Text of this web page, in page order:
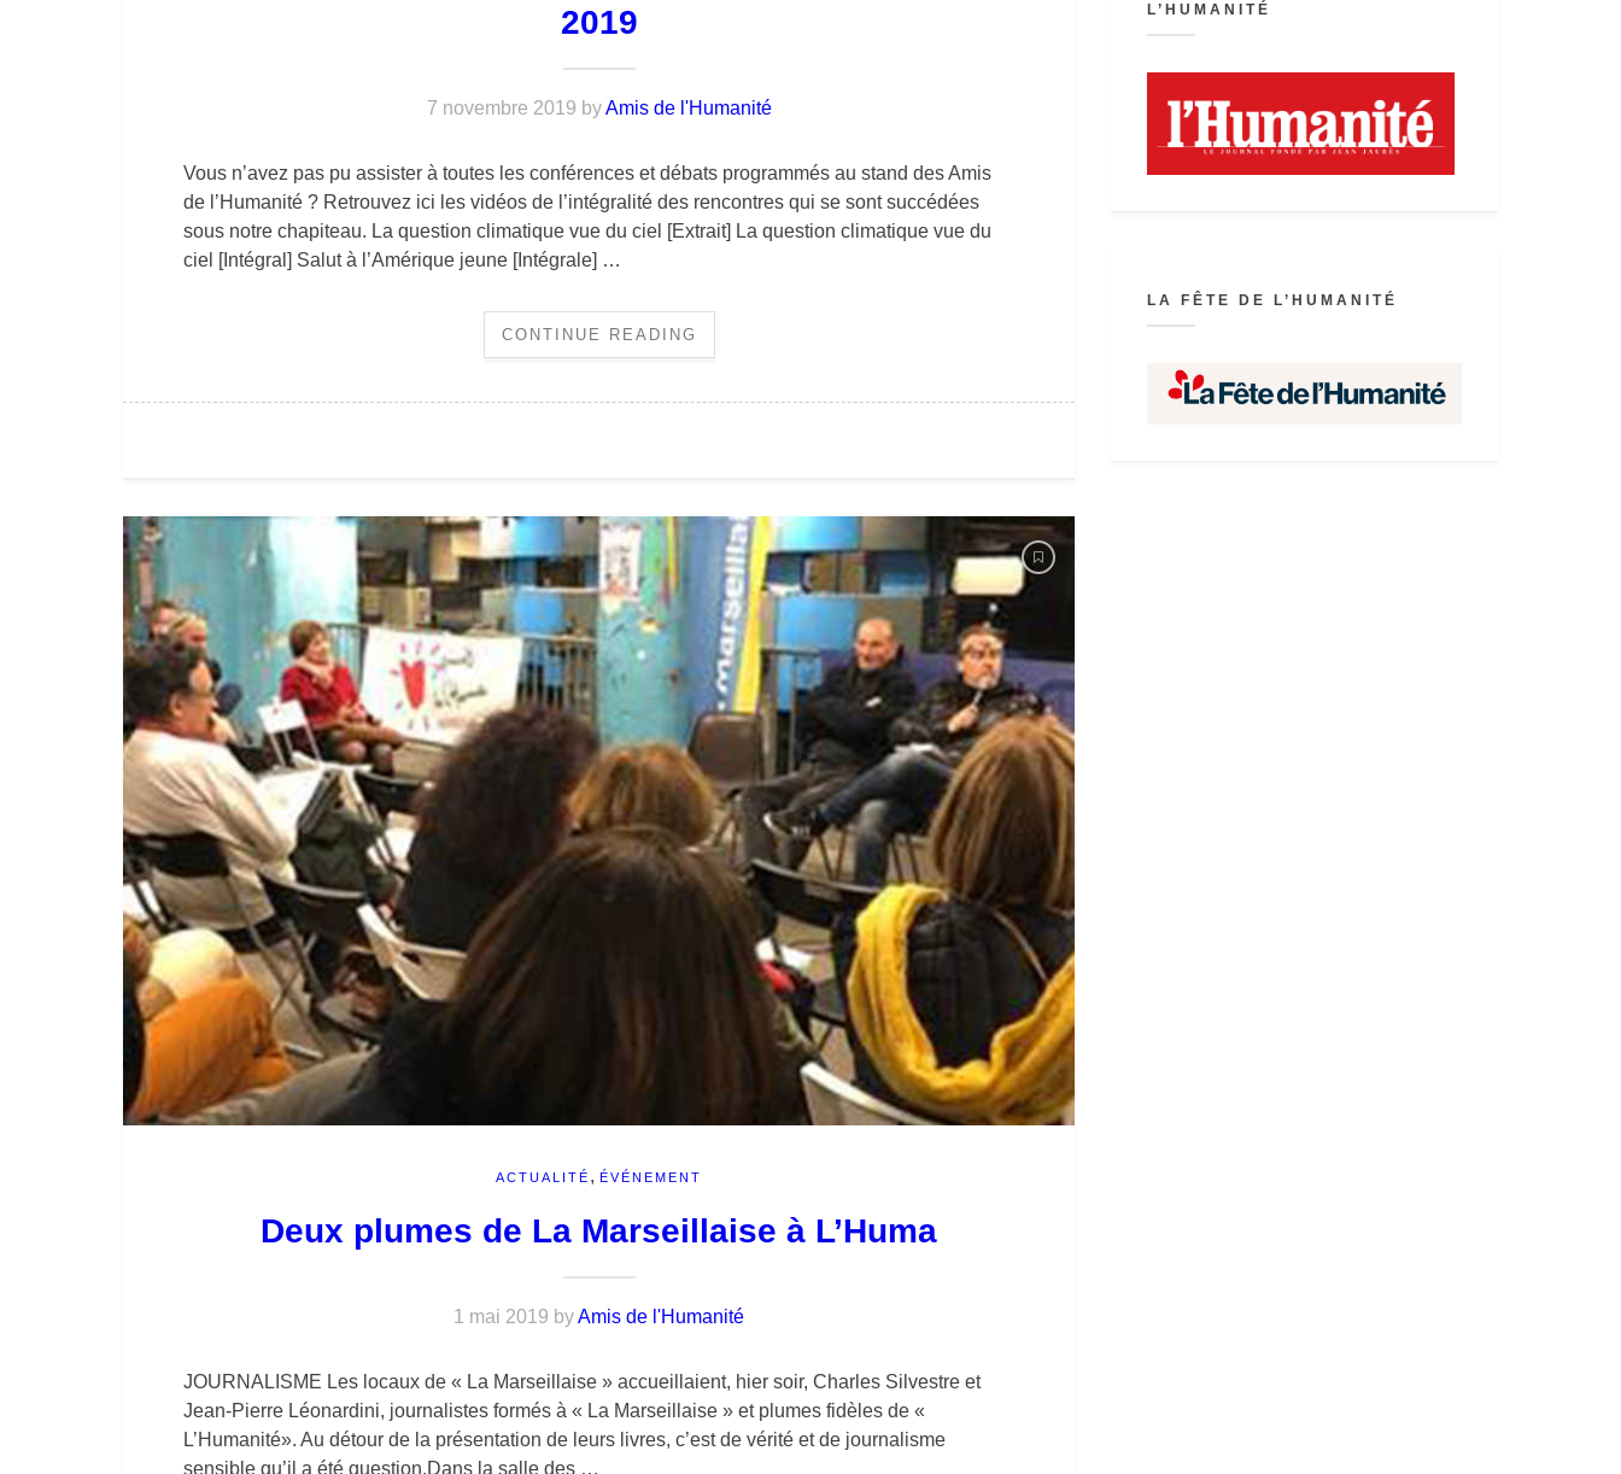
2019
7 novembre 2019 byAmis de l'Humanité
Vous n’avez pas pu assister à toutes les conférences et débats programmés au stand des Amis
de l’Humanité ? Retrouvez ici les vidéos de l’intégralité des rencontres qui se sont succédées
sous notre chapiteau. La question climatique vue du ciel [Extrait] La question climatique vue du
ciel [Intégral] Salut à l’Amérique jeune [Intégrale] …
CONTINUE READING
ACTUALITÉ , ÉVÉNEMENT
Deux plumes de La Marseillaise à L’Huma
1 mai 2019 byAmis de l'Humanité
JOURNALISME Les locaux de « La Marseillaise » accueillaient, hier soir, Charles Silvestre et
Jean-Pierre Léonardini, journalistes formés à « La Marseillaise » et plumes fidèles de «
L’Humanité». Au détour de la présentation de leurs livres, c’est de vérité et de journalisme
sensible qu’il a été question.Dans la salle des …
L’HUMANITÉ
LA FÊTE DE L’HUMANITÉ